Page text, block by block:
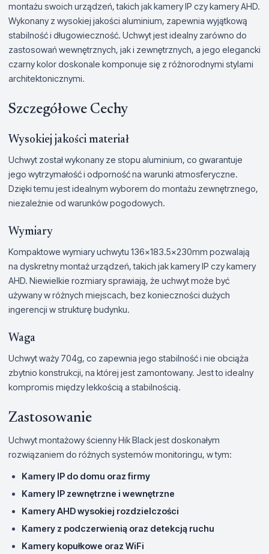
montażu swoich urządzeń, takich jak kamery IP czy kamery AHD.
Wykonany z wysokiej jakości aluminium, zapewnia wyjątkową
stabilność i długowieczność. Uchwyt jest idealny zarówno do
zastosowań wewnętrznych, jak i zewnętrznych, a jego elegancki
czarny kolor doskonale komponuje się z różnorodnymi stylami
architektonicznymi.
Szczegółowe Cechy
Wysokiej jakości materiał
Uchwyt został wykonany ze stopu aluminium, co gwarantuje
jego wytrzymałość i odporność na warunki atmosferyczne.
Dzięki temu jest idealnym wyborem do montażu zewnętrznego,
niezależnie od warunków pogodowych.
Wymiary
Kompaktowe wymiary uchwytu 136×183.5×230mm pozwalają
na dyskretny montaż urządzeń, takich jak kamery IP czy kamery
AHD. Niewielkie rozmiary sprawiają, że uchwyt może być
używany w różnych miejscach, bez konieczności dużych
ingerencji w strukturę budynku.
Waga
Uchwyt waży 704g, co zapewnia jego stabilność i nie obciąża
zbytnio konstrukcji, na której jest zamontowany. Jest to idealny
kompromis między lekkością a stabilnością.
Zastosowanie
Uchwyt montażowy ścienny Hik Black jest doskonałym
rozwiązaniem do różnych systemów monitoringu, w tym:
Kamery IP do domu oraz firmy
Kamery IP zewnętrzne i wewnętrzne
Kamery AHD wysokiej rozdzielczości
Kamery z podczerwienią oraz detekcją ruchu
Kamery kopułkowe oraz WiFi